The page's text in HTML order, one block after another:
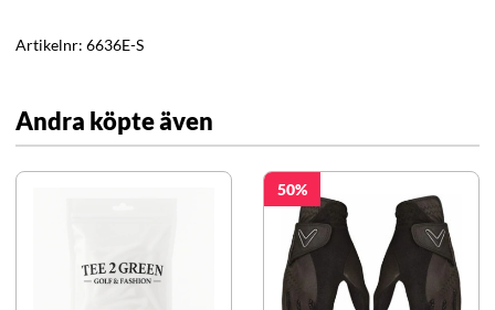
Artikelnr: 6636E-S
Andra köpte även
50